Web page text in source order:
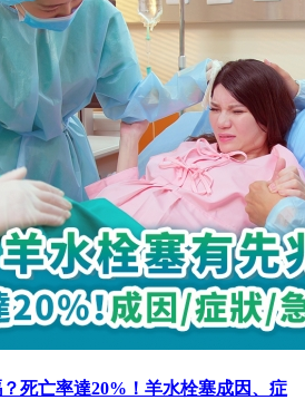
死亡率達20%！羊水栓塞成因、症